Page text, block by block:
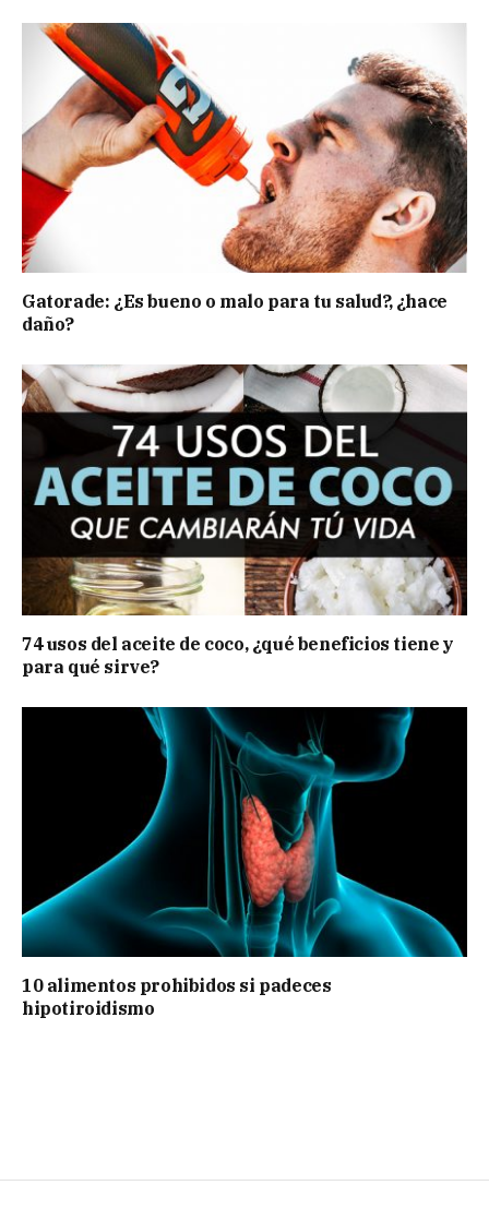
Gatorade: ¿Es bueno o malo para tu salud?, ¿hace
daño?
74 usos del aceite de coco, ¿qué beneficios tiene y
para qué sirve?
10 alimentos prohibidos si padeces
hipotiroidismo